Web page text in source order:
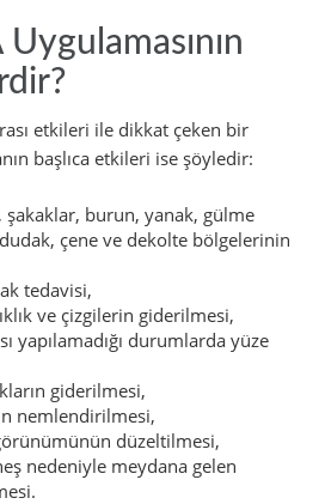
etkileri ile dikkat çeken bir
başlıca etkileri ise şöyledir:
şakaklar, burun, yanak, gülme
çene ve dekolte bölgelerinin
tedavisi,
ve çizgilerin giderilmesi,
yapılamadığı durumlarda yüze
giderilmesi,
nemlendirilmesi,
düzeltilmesi,
nedeniyle meydana gelen